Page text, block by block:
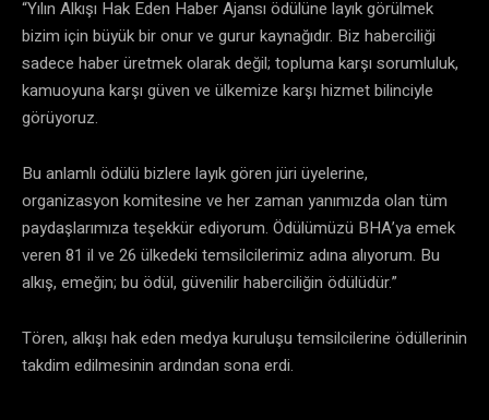
“Yılın Alkışı Hak Eden Haber Ajansı ödülüne layık görülmek
bizim için büyük bir onur ve gurur kaynağıdır. Biz haberciliği
sadece haber üretmek olarak değil; topluma karşı sorumluluk,
kamuoyuna karşı güven ve ülkemize karşı hizmet bilinciyle
görüyoruz.
Bu anlamlı ödülü bizlere layık gören jüri üyelerine,
organizasyon komitesine ve her zaman yanımızda olan tüm
paydaşlarımıza teşekkür ediyorum. Ödülümüzü BHA’ya emek
veren 81 il ve 26 ülkedeki temsilcilerimiz adına alıyorum. Bu
alkış, emeğin; bu ödül, güvenilir haberciliğin ödülüdür.”
Tören, alkışı hak eden medya kuruluşu temsilcilerine ödüllerinin
takdim edilmesinin ardından sona erdi.